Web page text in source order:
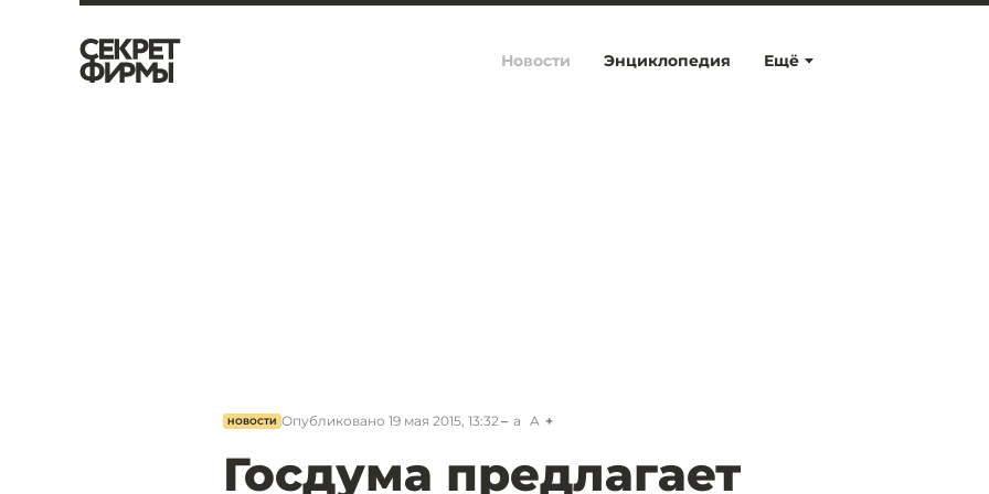
Ещё
Новости Энциклопедия
НОВОСТИ Опубликовано 19 мая 2015, 13:32 a A
Госдума предлагает